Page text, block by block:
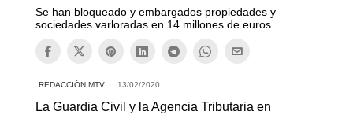
Se han bloqueado y embargados propiedades y
sociedades varloradas en 14 millones de euros
REDACCIÓN MTV 13/02/2020
La Guardia Civil y la Agencia Tributaria en